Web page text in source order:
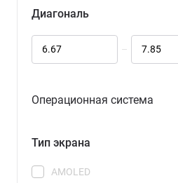
POVA 7 Pro 5G
POVA 7 Ultra 5G
Spark 40
Spark 50
Диагональ
–
Операционная система
Тип экрана
AMOLED